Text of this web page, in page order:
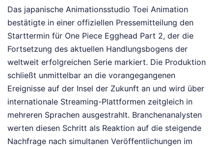
Das japanische Animationsstudio Toei Animation
bestätigte in einer offiziellen Pressemitteilung den
Starttermin für One Piece Egghead Part 2, der die
Fortsetzung des aktuellen Handlungsbogens der
weltweit erfolgreichen Serie markiert. Die Produktion
schließt unmittelbar an die vorangegangenen
Ereignisse auf der Insel der Zukunft an und wird über
internationale Streaming-Plattformen zeitgleich in
mehreren Sprachen ausgestrahlt. Branchenanalysten
werten diesen Schritt als Reaktion auf die steigende
Nachfrage nach simultanen Veröffentlichungen im